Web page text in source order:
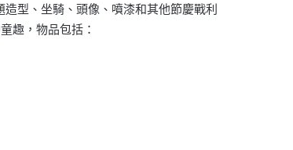
型、坐騎、頭像、噴漆和其他節慶戰利
趣，物品包括：